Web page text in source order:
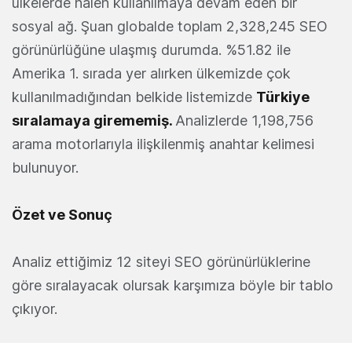
sosyal ağ. Şuan globalde toplam 2,328,245 SEO
görünürlüğüne ulaşmış durumda. %51.82 ile
Amerika 1. sırada yer alırken ülkemizde çok
kullanılmadığından belkide listemizde Türkiye
sıralamaya girememiş. Analizlerde 1,198,756
arama motorlarıyla ilişkilenmiş anahtar kelimesi
bulunuyor.
Özet ve Sonuç
Analiz ettiğimiz 12 siteyi SEO görünürlüklerine
göre sıralayacak olursak karşımıza böyle bir tablo
çıkıyor.